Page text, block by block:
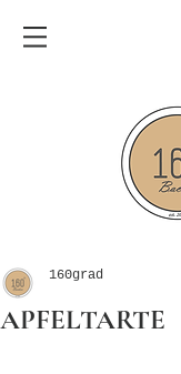
APFELTARTE
160grad